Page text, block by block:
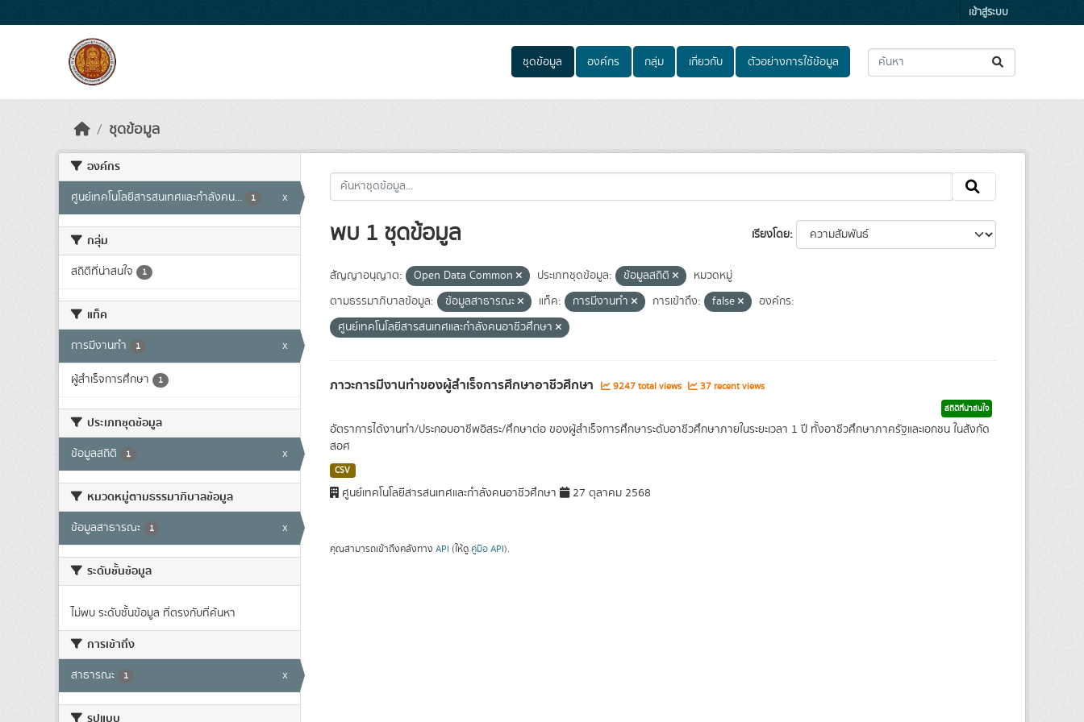
เข้าสู่ระบบ
ชุดข้อมูล องค์กร กลุ่ม เกี่ยวกับ ตัวอย่างการใช้ข้อมูล
ชุดข้อมูล
องค์กร
ศูนย์เทคโนโลยีสารสนเทศและกำลังคน... 1 x
กลุ่ม
สถิติที่น่าสนใจ 1
แท็ค
การมีงานทำ 1 x
ผู้สำเร็จการศึกษา 1
ประเภทชุดข้อมูล
ข้อมูลสถิติ 1 x
หมวดหมู่ตามธรรมาภิบาลข้อมูล
ข้อมูลสาธารณะ 1 x
ระดับชั้นข้อมูล
ไม่พบ ระดับชั้นข้อมูล ที่ตรงกับที่ค้นหา
การเข้าถึง
สาธารณะ 1 x
เรียงโดย
พบ 1 ชุดข้อมูล
สัญญาอนุญาต: Open Data Common ประเภทชุดข้อมูล: ข้อมูลสถิติ
หมวดหมู่
ตามธรรมาภิบาลข้อมูล:
ข้อมูลสาธารณะ แท็ค: การมีงานทำ การเข้าถึง: false
องค์กร:
ศูนย์เทคโนโลยีสารสนเทศและกำลังคนอาชีวศึกษา
ภาวะการมีงานทำของผู้สำเร็จการศึกษาอาชีวศึกษา 9247 total views 37 recent views
สถิติที่น่าสนใจ
อัตราการได้งานทำ/ประกอบอาชีพอิสระ/ศึกษาต่อ ของผู้สำเร็จการศึกษาระดับอาชีวศึกษาภายในระยะเวลา 1 ปี ทั้งอาชีวศึกษาภาครัฐและเอกชน ในสังกัด
สอศ
CSV
ศูนย์เทคโนโลยีสารสนเทศและกำลังคนอาชีวศึกษา 27 ตุลาคม 2568
คุณสามารถเข้าถึงคลังทาง API (ให้ดู คู่มือ API).